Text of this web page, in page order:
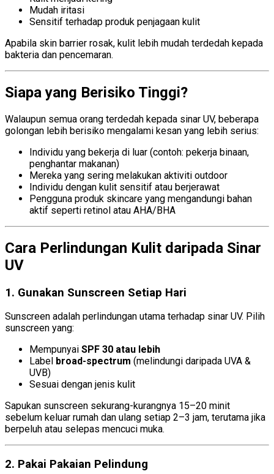
Mudah iritasi
Sensitif terhadap produk penjagaan kulit
Apabila skin barrier rosak, kulit lebih mudah terdedah kepada
bakteria dan pencemaran.
Siapa yang Berisiko Tinggi?
Walaupun semua orang terdedah kepada sinar UV, beberapa
golongan lebih berisiko mengalami kesan yang lebih serius:
Individu yang bekerja di luar (contoh: pekerja binaan,
penghantar makanan)
Mereka yang sering melakukan aktiviti outdoor
Individu dengan kulit sensitif atau berjerawat
Pengguna produk skincare yang mengandungi bahan
aktif seperti retinol atau AHA/BHA
Cara Perlindungan Kulit daripada Sinar
UV
1. Gunakan Sunscreen Setiap Hari
Sunscreen adalah perlindungan utama terhadap sinar UV. Pilih
sunscreen yang:
Mempunyai SPF 30 atau lebih
Label broad-spectrum (melindungi daripada UVA &
UVB)
Sesuai dengan jenis kulit
Sapukan sunscreen sekurang-kurangnya 15–20 minit
sebelum keluar rumah dan ulang setiap 2–3 jam, terutama jika
berpeluh atau selepas mencuci muka.
2. Pakai Pakaian Pelindung